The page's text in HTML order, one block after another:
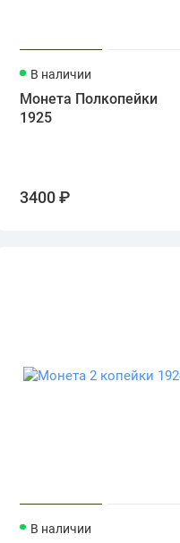
В наличии
Монета Полкопейки
1925
3400 ₽
В наличии